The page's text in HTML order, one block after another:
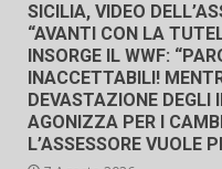
SICILIA, VIDEO
“AVANTI CON LA
INSORGE IL WWF:
INACCETTABILI!
DEVASTAZIONE DEGLI
AGONIZZA PER I
L’ASSESSORE VUOLE